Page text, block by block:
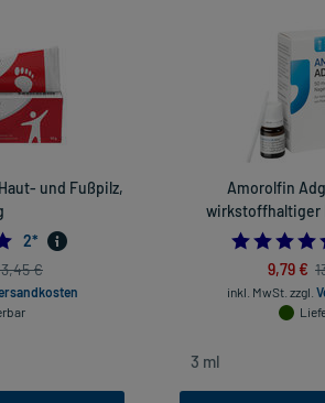
und Fußpilz,
5.0
2*
€
Amorolfin
wirkstoffhaltiger
9,79 €
inkl. MwSt. zzgl.